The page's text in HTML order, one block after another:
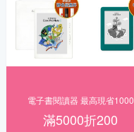
電子書閱讀器 最高現省1000
滿5000折200